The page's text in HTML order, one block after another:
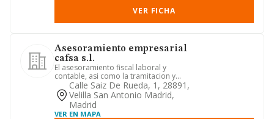
VER FICHA
Asesoramiento empresarial
cafsa s.l.
El asesoramiento fiscal laboral y
contable, asi como la tramitacion y
gestion de toda clase de docu...
Calle Saiz De Rueda, 1, 28891,
Velilla San Antonio Madrid,
Madrid
VER EN MAPA